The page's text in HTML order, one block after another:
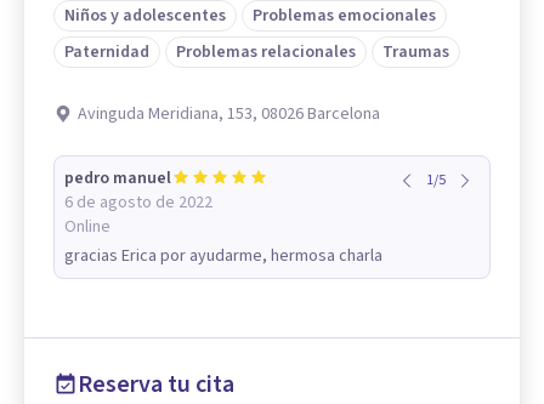
Niños y adolescentes
Problemas emocionales
Paternidad
Problemas relacionales Traumas
Avinguda Meridiana, 153, 08026 Barcelona
pedro manuel
6 de agosto de 2022
Online
1/5
gracias Erica por ayudarme, hermosa charla
Reserva tu cita